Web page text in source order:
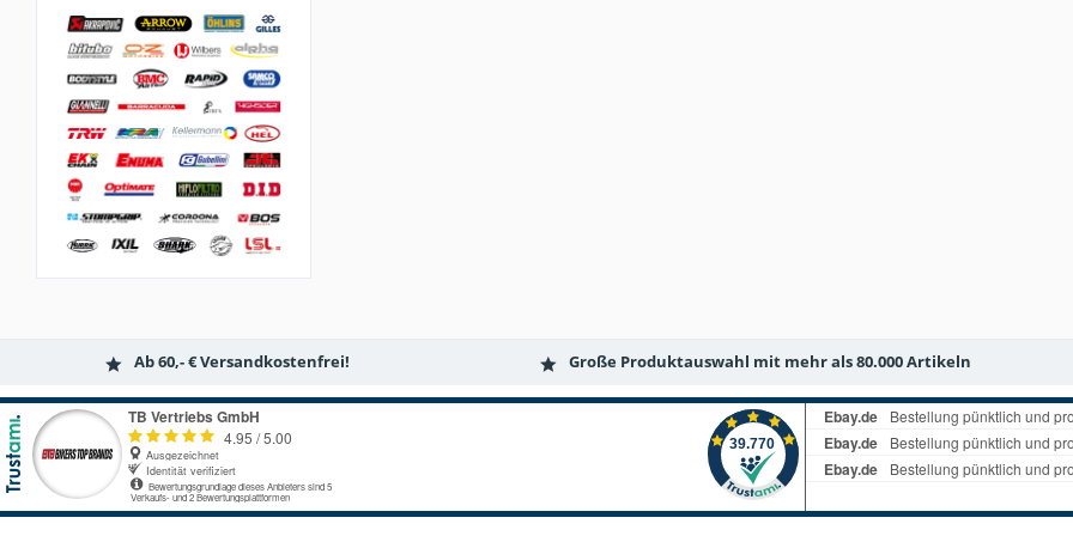
Ab 60,- € Versandkostenfrei! Große Produktauswahl mit mehr als 80.000 Artikeln